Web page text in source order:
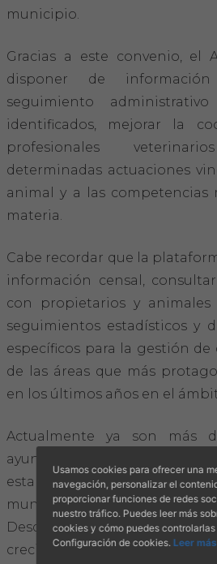
Guía Responsable
Salud animal y salud pública
CONTACTO
municipio.
Gracias a este convenio, el
disponer de
seguimiento
identificados, mejorar la
profesionales
determinadas actuaciones
animal y a las competencias
materia.
Cabe recordar que la
información censal,
con propietarios y animales
seguimientos estadísticos y
específicos para la gestión de
de las áreas que más
en los últimos años en el
Actualmente ya son más
ayuntamientos de Mallorca
esta vía de trabajo, y la
municipios se sumen durante
Desde el Colegio se
creciente interés de las
Usamos cookies para ofrecer una
navegación, personalizar el
proporcionar funciones de redes
nuestro tráfico. Puedes leer más
cookies y cómo puedes
Configuración de cookies. Leer más